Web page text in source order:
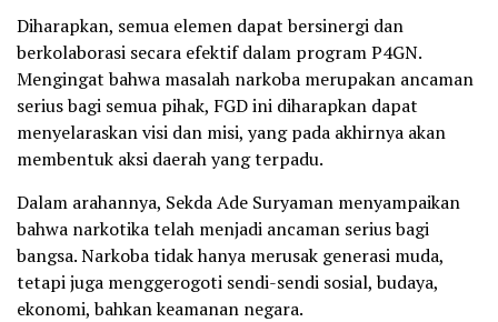
Diharapkan, semua elemen dapat bersinergi dan
berkolaborasi secara efektif dalam program P4GN.
Mengingat bahwa masalah narkoba merupakan ancaman
serius bagi semua pihak, FGD ini diharapkan dapat
menyelaraskan visi dan misi, yang pada akhirnya akan
membentuk aksi daerah yang terpadu.
Dalam arahannya, Sekda Ade Suryaman menyampaikan
bahwa narkotika telah menjadi ancaman serius bagi
bangsa. Narkoba tidak hanya merusak generasi muda,
tetapi juga menggerogoti sendi-sendi sosial, budaya,
ekonomi, bahkan keamanan negara.